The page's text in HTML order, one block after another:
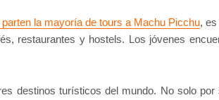
la mayoría de tours a Machu Picchu,
restaurantes y hostels. Los jóvenes
destinos turísticos del mundo. No solo